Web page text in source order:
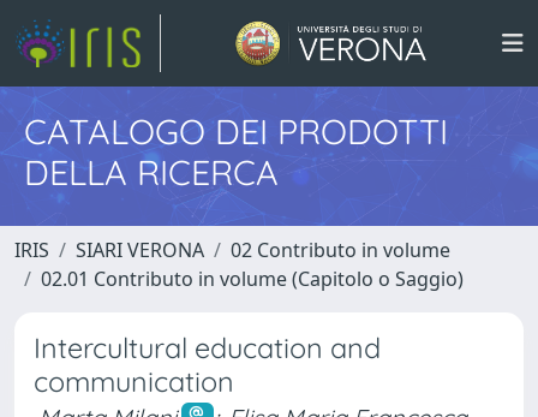
CATALOGO DEI PRODOTTI
DELLA RICERCA
IRIS SIARI VERONA
02 Contributo in volume
02.01 Contributo in volume (Capitolo o Saggio)
Intercultural education and
communication